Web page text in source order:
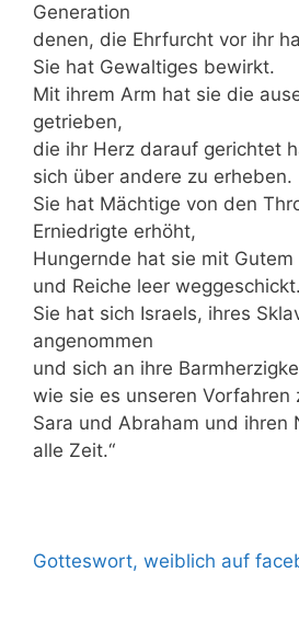
Generation
denen, die Ehrfurcht vor ihr
Sie hat Gewaltiges bewirkt.
Mit ihrem Arm hat sie die
getrieben,
die ihr Herz darauf gerichtet
sich über andere zu erheben.
Sie hat Mächtige von den
Erniedrigte erhöht,
Hungernde hat sie mit
und Reiche leer weggeschickt.
Sie hat sich Israels, ihres
angenommen
und sich an ihre
wie sie es unseren Vorfahren
Sara und Abraham und ihren
alle Zeit.“
Gotteswort, weiblich auf